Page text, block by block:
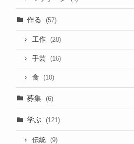
作る (57)
工作 (28)
手芸 (16)
食 (10)
募集 (6)
学ぶ (121)
伝統 (9)